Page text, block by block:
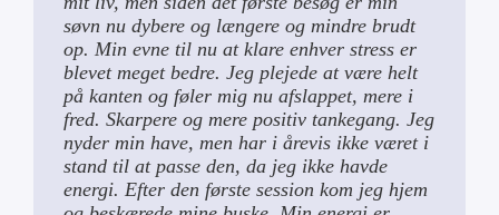
søvn nu dybere og længere og mindre brudt
op. Min evne til nu at klare enhver stress er
blevet meget bedre. Jeg plejede at være helt
på kanten og føler mig nu afslappet, mere i
fred. Skarpere og mere positiv tankegang. Jeg
nyder min have, men har i årevis ikke været i
stand til at passe den, da jeg ikke havde
energi. Efter den første session kom jeg hjem